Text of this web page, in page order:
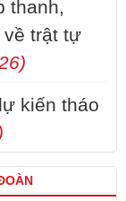
thanh,
về trật tự
kiến tháo